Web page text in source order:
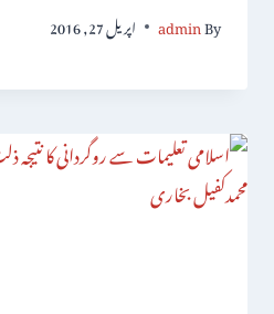
By
admin اپریل 27, 2016